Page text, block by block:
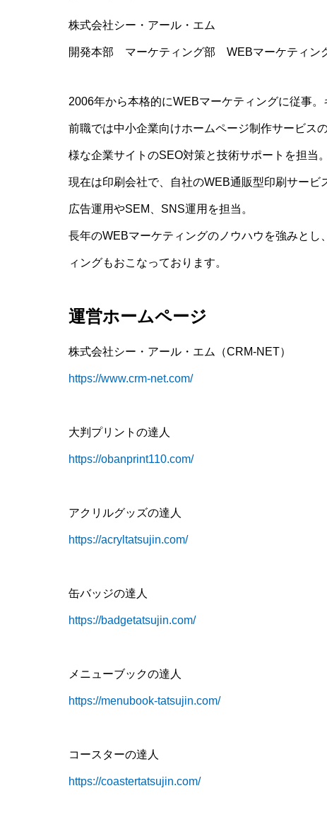
株式会社シー・アール・エム
開発本部 マーケティング部 WEBマーケティン
2006年から本格的にWEBマーケティングに従事
前職では中小企業向けホームページ制作サービス
様な企業サイトのSEO対策と技術サポートを担当。
現在は印刷会社で、自社のWEB通販型印刷サー
広告運用やSEM、SNS運用を担当。
長年のWEBマーケティングのノウハウを強みと
ィングもおこなっております。
運営ホームページ
株式会社シー・アール・エム（CRM-NET）
https://www.crm-net.com/
大判プリントの達人
https://obanprint110.com/
アクリルグッズの達人
https://acryltatsujin.com/
缶バッジの達人
https://badgetatsujin.com/
メニューブックの達人
https://menubook-tatsujin.com/
コースターの達人
https://coastertatsujin.com/